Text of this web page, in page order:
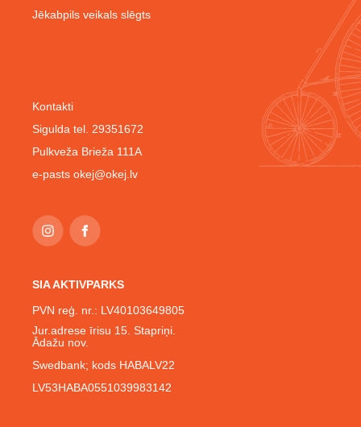
Kontakti
Sigulda tel. 29351672
Pulkveža Brieža 111A
e-pasts okej@okej.lv
Jēkabpils veikals slēgts
SIA AKTIVPARKS
PVN reģ. nr.: LV40103649805
Jur.adrese īrisu 15. Stapriņi.
Ādažu nov.
Swedbank; kods HABALV22
LV53HABA0551039983142